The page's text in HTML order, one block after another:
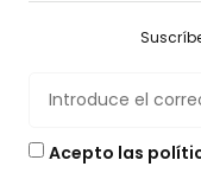
Acepto las